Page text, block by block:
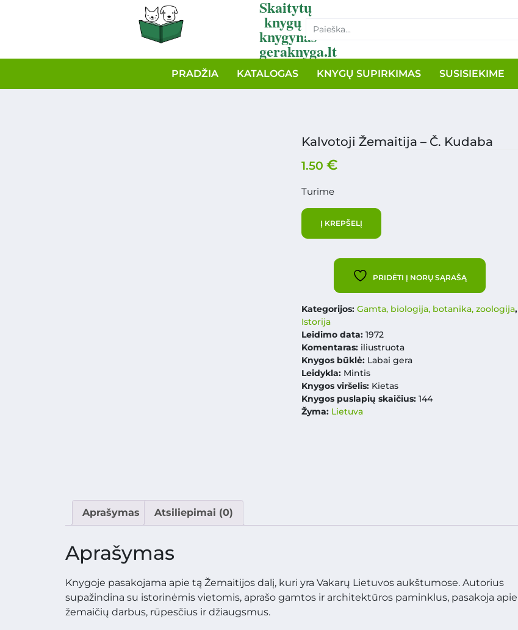
Skaitytų
knygų
knygynas
geraknyga.lt
PRADŽIA KATALOGAS KNYGŲ SUPIRKIMAS SUSISIEKIME
Kalvotoji Žemaitija – Č. Kudaba
1.50 €
Turime
Į KREPŠELĮ
PRIDĖTI Į NORŲ SĄRAŠĄ
Kategorijos: Gamta, biologija, botanika, zoologija,
Istorija
Leidimo data:1972
Komentaras: iliustruota
Knygos būklė: Labai gera
Leidykla:Mintis
Knygos viršelis: Kietas
Knygos puslapių skaičius: 144
Žyma: Lietuva
Aprašymas Atsiliepimai (0)
Aprašymas
Knygoje pasakojama apie tą Žemaitijos dalį, kuri yra Vakarų Lietuvos aukštumose. Autorius
supažindina su istorinėmis vietomis, aprašo gamtos ir architektūros paminklus, pasakoja apie
žemaičių darbus, rūpesčius ir džiaugsmus.